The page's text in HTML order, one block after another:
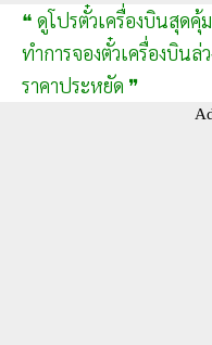
❝ ดูโปรตั๋วเครื่องบินสุดคุ้
ทำการจองตั๋วเครื่องบิน
ราคาประหยัด ❞